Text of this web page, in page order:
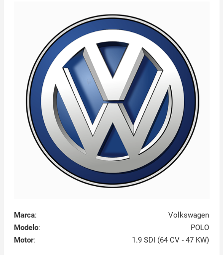
Marca:
Volkswagen
Modelo:
POLO
Motor: 1.9 SDI (64 CV - 47 KW)